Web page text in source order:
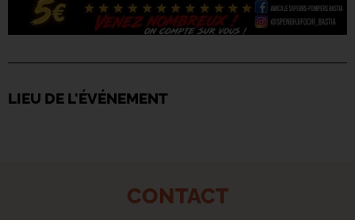
LIEU DE L'ÉVÉNEMENT
CONTACT